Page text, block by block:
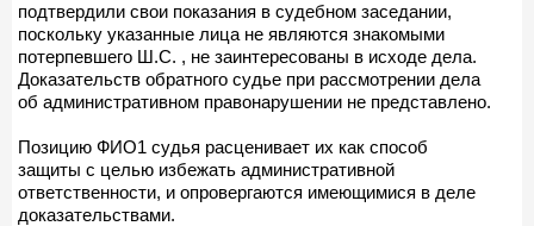
подтвердили свои показания в судебном заседании,
поскольку указанные лица не являются знакомыми
потерпевшего Ш.С. , не заинтересованы в исходе дела.
Доказательств обратного судье при рассмотрении дела
об административном правонарушении не представлено.
Позицию ФИО1 судья расценивает их как способ
защиты с целью избежать административной
ответственности, и опровергаются имеющимися в деле
доказательствами.